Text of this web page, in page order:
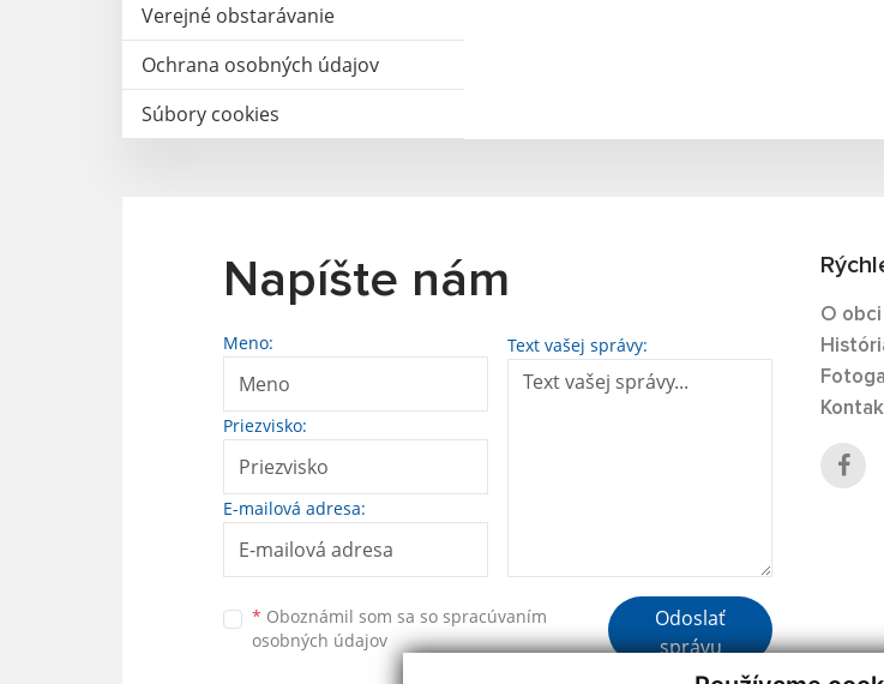
Verejné obstarávanie
Ochrana osobných údajov
Súbory cookies
Napíšte nám
Meno:
Priezvisko:
E-mailová adresa:
Text vašej správy:
* Oboznámil som sa so spracúvaním
osobných údajov
Odoslať
správu
O obci